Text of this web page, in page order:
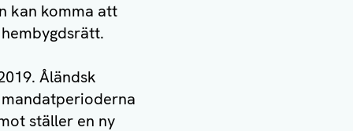
kan komma att
Åländsk
ställer en ny